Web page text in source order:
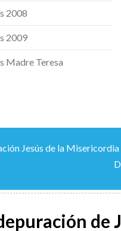
2008
2009
Madre Teresa
Jesús de la
de